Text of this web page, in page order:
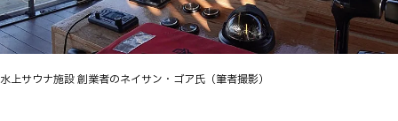
水上サウナ施設 創業者のネイサン・ゴア氏（筆者撮影）